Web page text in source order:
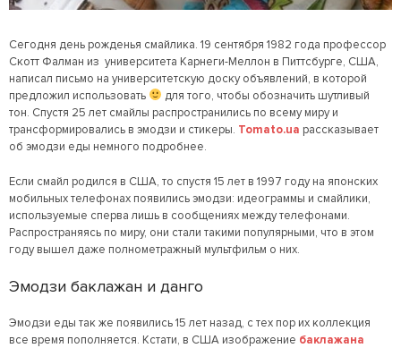
Сегодня день рожденья смайлика. 19 сентября 1982 года профессор
Скотт Фалман из университета Карнеги-Меллон в Питтсбурге, США,
написал письмо на университетскую доску объявлений, в которой
предложил использовать
для того, чтобы обозначить шутливый
тон. Спустя 25 лет смайлы распространились по всему миру и
трансформировались в эмодзи и стикеры. Tomato.ua рассказывает
об эмодзи еды немного подробнее.
Если смайл родился в США, то спустя 15 лет в 1997 году на японских
мобильных телефонах появились эмодзи: идеограммы и смайлики,
используемые сперва лишь в сообщениях между телефонами.
Распространяясь по миру, они стали такими популярными, что в этом
году вышел даже полнометражный мультфильм о них.
Эмодзи баклажан и данго
Эмодзи еды так же появились 15 лет назад, с тех пор их коллекция
все время пополняется. Кстати, в США изображение баклажана